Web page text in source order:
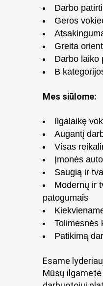
Darbo
Geros
Greita
Darbo laiko
B
Mes siūlome:
Ilgalaikę
Augantį
Visas
Įmonės
Saugią ir
Modernų ir
patogumais
Tolimesnės
Patikimą
Esame
Mūsų